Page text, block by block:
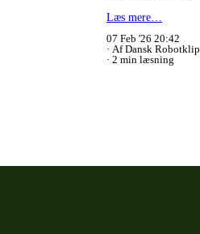
Læs mere…
07 Feb '26 20:42
Af Dansk Robotklip
2 min læsning